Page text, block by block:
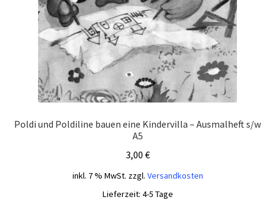
Poldi und Poldiline bauen eine Kindervilla – Ausmalheft s/w
A5
3,00 €
inkl. 7 % MwSt. zzgl. Versandkosten
Lieferzeit: 4-5 Tage